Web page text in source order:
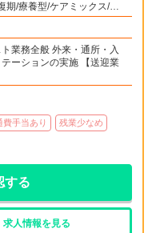
期/療養型/ケアミックス/外
（デイケア/訪問看護・リ
業務全般 外来・通所・入
ーションの実施 【送迎業
費手当あり 残業少なめ
する
求人情報を見る